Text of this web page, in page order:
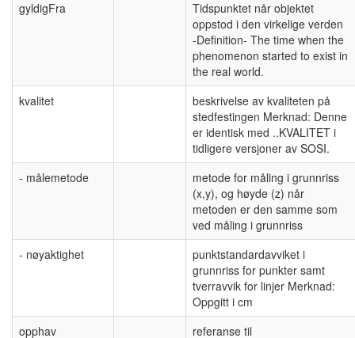
gyldigFra
Tidspunktet når objektet
oppstod i den virkelige verden
-Definition- The time when the
phenomenon started to exist in
the real world.
kvalitet
beskrivelse av kvaliteten på
stedfestingen Merknad: Denne
er identisk med ..KVALITET i
tidligere versjoner av SOSI.
- målemetode
metode for måling i grunnriss
(x,y), og høyde (z) når
metoden er den samme som
ved måling i grunnriss
- nøyaktighet
punktstandardavviket i
grunnriss for punkter samt
tverravvik for linjer Merknad:
Oppgitt i cm
opphav
referanse til